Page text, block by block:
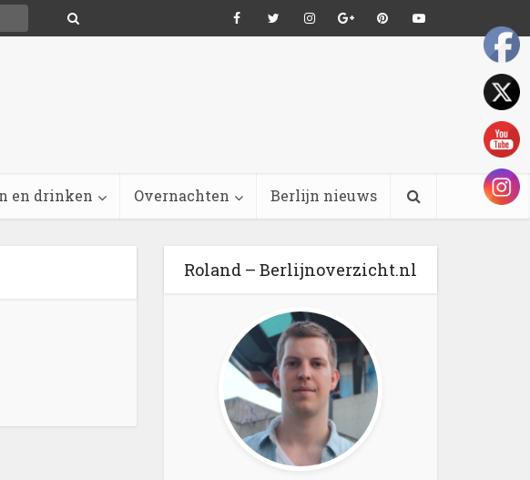
en drinken Overnachten Berlijn nieuws
Roland – Berlijnoverzicht.nl